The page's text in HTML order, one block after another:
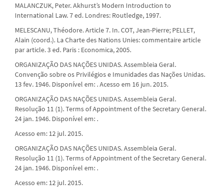
MALANCZUK, Peter. Akhurst’s Modern Introduction to
International Law. 7 ed. Londres: Routledge, 1997.
MELESCANU, Théodore. Article 7. In. COT, Jean-Pierre; PELLET,
Alain (coord.). La Charte des Nations Unies: commentaire article
par article. 3 ed. Paris : Economica, 2005.
ORGANIZAÇÃO DAS NAÇÕES UNIDAS. Assembleia Geral.
Convenção sobre os Privilégios e Imunidades das Nações Unidas.
13 fev. 1946. Disponível em: . Acesso em 16 jun. 2015.
ORGANIZAÇÃO DAS NAÇÕES UNIDAS. Assembleia Geral.
Resolução 11 (1). Terms of Appointment of the Secretary General.
24 jan. 1946. Disponível em: .
Acesso em: 12 jul. 2015.
ORGANIZAÇÃO DAS NAÇÕES UNIDAS. Assembleia Geral.
Resolução 11 (1). Terms of Appointment of the Secretary General.
24 jan. 1946. Disponível em: .
Acesso em: 12 jul. 2015.